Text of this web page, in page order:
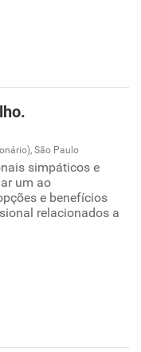
São Paulo
simpáticos e
um ao
e benefícios
relacionados a